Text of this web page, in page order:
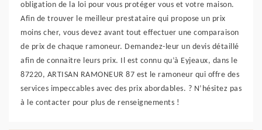
obligation de la loi pour vous protéger vous et votre maison.
Afin de trouver le meilleur prestataire qui propose un prix
moins cher, vous devez avant tout effectuer une comparaison
de prix de chaque ramoneur. Demandez-leur un devis détaillé
afin de connaitre leurs prix. Il est connu qu’à Eyjeaux, dans le
87220, ARTISAN RAMONEUR 87 est le ramoneur qui offre des
services impeccables avec des prix abordables. ? N’hésitez pas
à le contacter pour plus de renseignements !